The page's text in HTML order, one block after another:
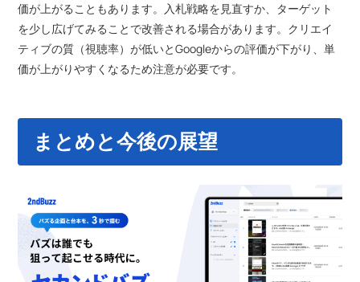
価が上がることもあります。入札戦略を見直すか、ターゲット
を少し広げてみることで改善される場合があります。クリエイ
ティブの質（視聴率）が低いとGoogleからの評価が下がり、単
価が上がりやすくなるため注意が必要です。
まとめと今後の展望